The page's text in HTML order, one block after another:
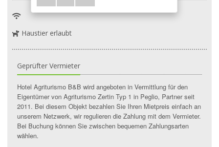
Haustier erlaubt
Geprüfter Vermieter
Hotel Agriturismo B&B wird angeboten in Vermittlung für den
Eigentümer von Agriturismo Zertin Typ 1 in Peglio, Partner seit
2011. Bei diesem Objekt bezahlen Sie Ihren Mietpreis einfach an
unserem Netzwerk, wir regulieren die Zahlung mit dem Vermieter.
Bei Buchung können Sie zwischen bequemen Zahlungsarten
wählen.